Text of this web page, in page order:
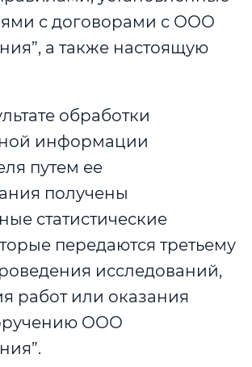
с договорами с ООО
а также настоящую
обработки
информации
путем ее
получены
статистические
передаются третьему
исследований,
работ или оказания
ООО